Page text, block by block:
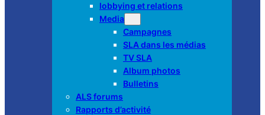
lobbying et relations
Media
Campagnes
SLA dans les médias
TV SLA
Album photos
Bulletins
ALS forums
Rapports d’activité